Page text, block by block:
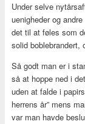
Under selve
uenigheder og
det til at føles som
solid boblebrandert,
Så godt man er i
så at hoppe ned i
uden at falde i
herrens år” mens
var man havde